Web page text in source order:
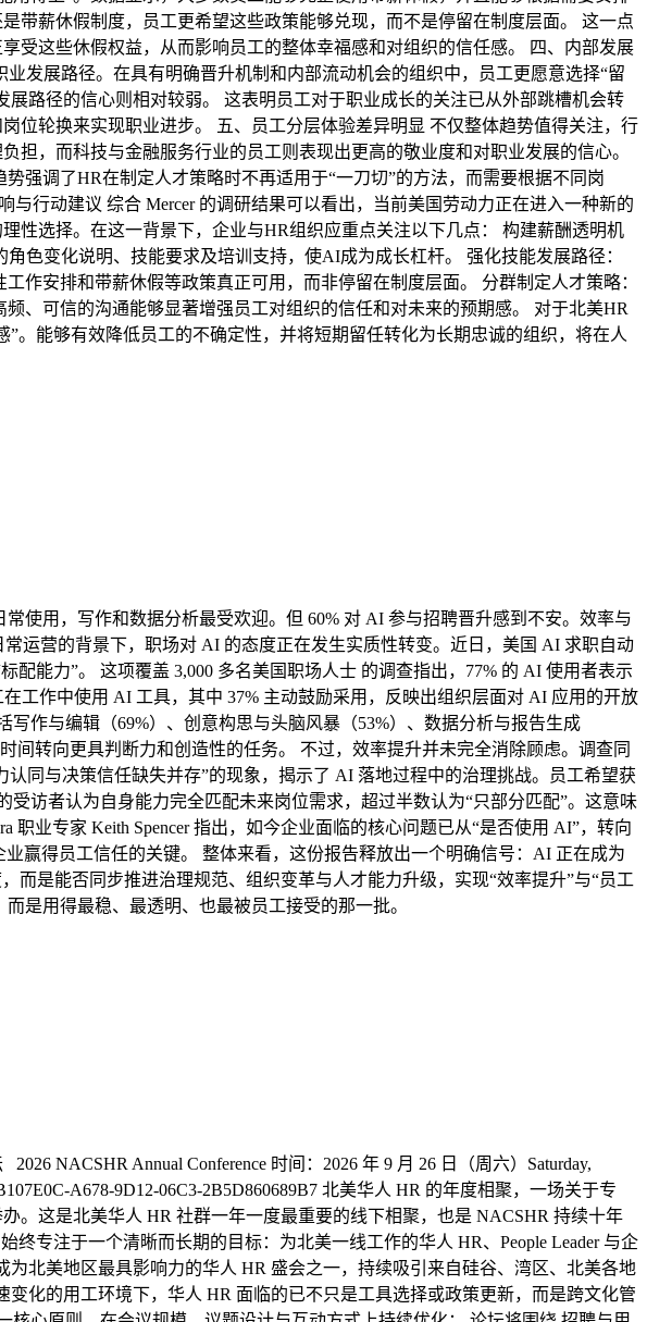
带薪休假制度，员工更希望这些政策能够兑现，而不是停留在制度层面。 这一点
受这些休假权益，从而影响员工的整体幸福感和对组织的信任感。 四、内部发展
发展路径。在具有明确晋升机制和内部流动机会的组织中，员工更愿意选择“留
路径的信心则相对较弱。 这表明员工对于职业成长的关注已从外部跳槽机会转
位轮换来实现职业进步。 五、员工分层体验差异明显 不仅整体趋势值得关注，行
，而科技与金融服务行业的员工则表现出更高的敬业度和对职业发展的信心。
强调了HR在制定人才策略时不再适用于“一刀切”的方法，而需要根据不同岗
行动建议 综合 Mercer 的调研结果可以看出，当前美国劳动力正在进入一种新的
性选择。在这一背景下，企业与HR组织应重点关注以下几点： 构建薪酬透明机
色变化说明、技能要求及培训支持，使AI成为成长杠杆。 强化技能发展路径：
作安排和带薪休假等政策真正可用，而非停留在制度层面。 分群制定人才策略：
、可信的沟通能够显著增强员工对组织的信任和对未来的预期感。 对于北美HR
。能够有效降低员工的不确定性，并将短期留任转化为长期忠诚的组织，将在人
使用，写作和数据分析最受欢迎。但 60% 对 AI 参与招聘晋升感到不安。效率与
运营的背景下，职场对 AI 的态度正在发生实质性转变。近日，美国 AI 求职自动
能力”。 这项覆盖 3,000 多名美国职场人士 的调查指出，77% 的 AI 使用者表示
工作中使用 AI 工具，其中 37% 主动鼓励采用，反映出组织层面对 AI 应用的开放
作与编辑（69%）、创意构思与头脑风暴（53%）、数据分析与报告生成
间转向更具判断力和创造性的任务。 不过，效率提升并未完全消除顾虑。调查同
同与决策信任缺失并存”的现象，揭示了 AI 落地过程中的治理挑战。员工希望获
访者认为自身能力完全匹配未来岗位需求，超过半数认为“只部分匹配”。这意味
业专家 Keith Spencer 指出，如今企业面临的核心问题已从“是否使用 AI”，转向
赢得员工信任的关键。 整体来看，这份报告释放出一个明确信号：AI 正在成为
是能否同步推进治理规范、组织变革与人才能力升级，实现“效率提升”与“员工
是用得最稳、最透明、也最被员工接受的那一批。
NACSHR Annual Conference 时间：2026 年 9 月 26 日（周六）Saturday,
A678-9D12-06C3-2B5D860689B7 北美华人 HR 的年度相聚，一场关于专
。这是北美华人 HR 社群一年一度最重要的线下相聚，也是 NACSHR 持续十年
专注于一个清晰而长期的目标：为北美一线工作的华人 HR、People Leader 与企
北美地区最具影响力的华人 HR 盛会之一，持续吸引来自硅谷、湾区、北美各地
化的用工环境下，华人 HR 面临的已不只是工具选择或政策更新，而是跨文化管